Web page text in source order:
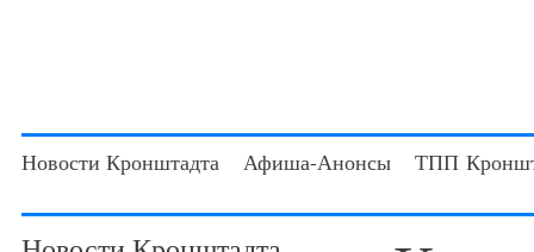
Новости Кронштадта Афиша-Анонсы ТПП